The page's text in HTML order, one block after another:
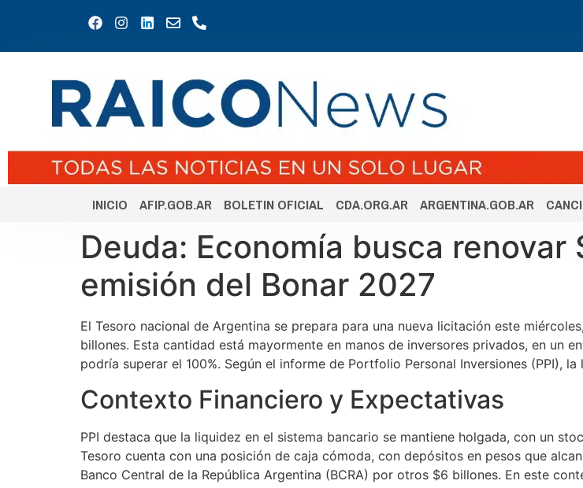
INICIO AFIP.GOB.AR BOLETIN OFICIAL CDA.ORG.AR ARGENTINA.GOB.AR
Deuda: Economía busca
emisión del Bonar 2027
El Tesoro nacional de Argentina se prepara para una nueva licitación este
billones. Esta cantidad está mayormente en manos de inversores privados, en un
podría superar el 100%. Según el informe de Portfolio Personal Inversiones (PPI),
Contexto Financiero y Expectativas
PPI destaca que la liquidez en el sistema bancario se mantiene holgada, con un
Tesoro cuenta con una posición de caja cómoda, con depósitos en pesos que
Banco Central de la República Argentina (BCRA) por otros $6 billones. En este